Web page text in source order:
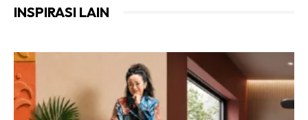
INSPIRASI LAIN